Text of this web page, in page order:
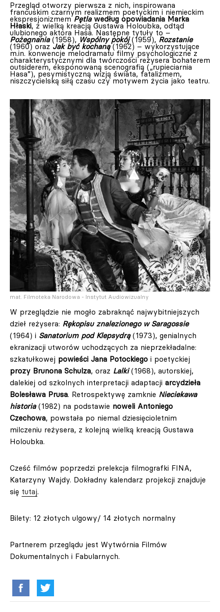
Przegląd otworzy pierwsza z nich, inspirowana
francuskim czarnym realizmem poetyckim i niemieckim
ekspresjonizmemPętla według opowiadania Marka
Hłaski, z wielką kreacją Gustawa Holoubka, odtąd
ulubionego aktora Hasa. Następne tytuły to –
Pożegnania(1958), Wspólny pokój(1959), Rozstanie
(1960) oraz Jak być kochaną(1962) – wykorzystujące
m.in. konwencje melodramatu filmy psychologiczne z
charakterystycznymi dla twórczości reżysera bohaterem
outsiderem, eksponowaną scenografią („rupieciarnia
Hasa”), pesymistyczną wizją świata, fatalizmem,
niszczycielską siłą czasu czy motywem życia jako teatru.
mat. Filmoteka Narodowa - Instytut Audiowizualny
W przeglądzie nie mogło zabraknąć najwybitniejszych
dzieł reżysera: Rękopisu znalezionego w Saragossie
(1964) i Sanatorium pod Klepsydrą(1973), genialnych
ekranizacji utworów uchodzących za nieprzekładalne:
szkatułkowej powieści Jana Potockiego i poetyckiej
prozy Brunona Schulza, oraz Lalki(1968), autorskiej,
dalekiej od szkolnych interpretacji adaptacji arcydzieła
Bolesława Prusa. Retrospektywę zamknie Nieciekawa
historia(1982) na podstawie noweli Antoniego
Czechowa, powstała po niemal dziesięcioletnim
milczeniu reżysera, z kolejną wielką kreacją Gustawa
Holoubka.
Cześć filmów poprzedzi prelekcja filmografki FINA,
Katarzyny Wajdy. Dokładny kalendarz projekcji znajduje
się tutaj.
Bilety: 12 złotych ulgowy/ 14 złotych normalny
Partnerem przeglądu jest Wytwórnia Filmów
Dokumentalnych i Fabularnych.